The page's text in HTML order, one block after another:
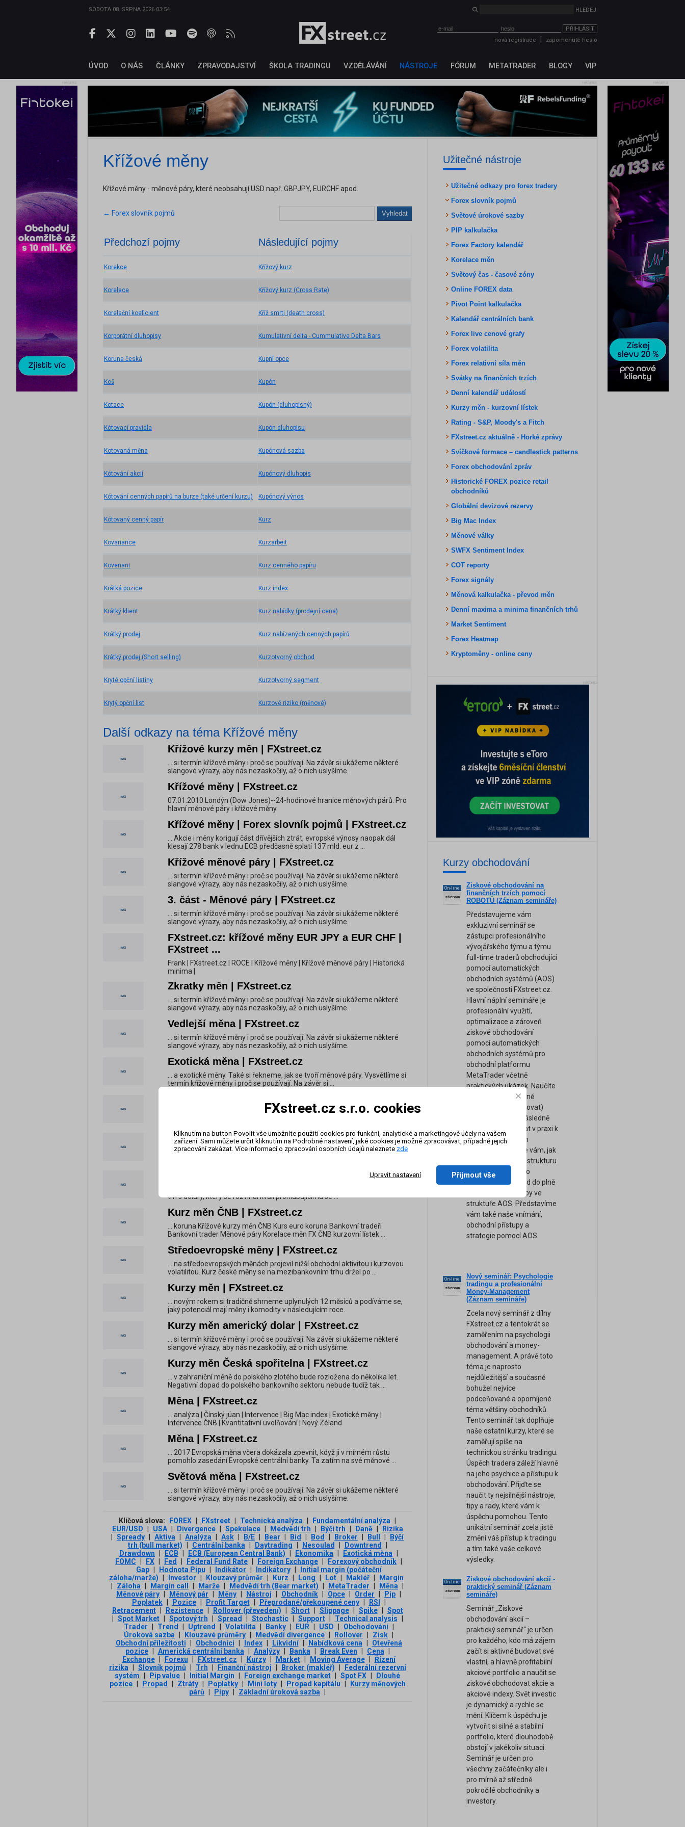
SOBOTA 08. SRPNA 2026 03:54
PŘIHLÁSIT
nová registrace
zapomenuté heslo
ÚVOD O NÁS ČLÁNKY ZPRAVODAJSTVÍ ŠKOLA TRADINGU VZDĚLÁVÁNÍ NÁSTROJE FÓRUM METATRADER BLOGY VIP
reklama reklama
reklama
Křížové měny
Křížové měny - měnové páry, které neobsahují USD např. GBPJPY, EURCHF apod.
← Forex slovník pojmů Vyhledat
Předchozí pojmy
Korekce
Korelace
Korelační koeficient
Korporátní dluhopisy
Koruna česká
Koš
Kotace
Kótovací pravidla
Kotovaná měna
Kótování akcií
Kótování cenných papírů na burze (také určení kurzu)
Kótovaný cenný papír
Kovariance
Kovenant
Krátká pozice
Krátký klient
Krátký prodej
Krátký prodej (Short selling)
Kryté opční listiny
Krytý opční list
Následující pojmy
Křížový kurz
Křížový kurz (Cross Rate)
Kříž smrti (death cross)
Kumulativní delta - Cummulative Delta Bars
Kupní opce
Kupón
Kupón (dluhopisný)
Kupón dluhopisu
Kupónová sazba
Kupónový dluhopis
Kupónový výnos
Kurz
Kurzarbeit
Kurz cenného papíru
Kurz index
Kurz nabídky (prodejní cena)
Kurz nabízených cenných papírů
Kurzotvorný obchod
Kurzotvorný segment
Kurzové riziko (měnové)
Další odkazy na téma Křížové měny
Křížové kurzy měn | FXstreet.cz
... si termín křížové měny i proč se používají. Na závěr si ukážeme některé
slangové výrazy, aby nás nezaskočily, až o nich uslyšíme.
Křížové měny | FXstreet.cz
07.01.2010 Londýn (Dow Jones)--24-hodinové hranice měnových párů. Pro
hlavní měnové páry i křížové měny.
Křížové měny | Forex slovník pojmů | FXstreet.cz
... Akcie i měny korigují část dřívějších ztrát, evropské výnosy naopak dál
klesají 278 bank v lednu ECB předčasně splatí 137 mld. eur z ...
Křížové měnové páry | FXstreet.cz
... si termín křížové měny i proč se používají. Na závěr si ukážeme některé
slangové výrazy, aby nás nezaskočily, až o nich uslyšíme.
3. část - Měnové páry | FXstreet.cz
... si termín křížové měny i proč se používají. Na závěr si ukážeme některé
slangové výrazy, aby nás nezaskočily, až o nich uslyšíme.
FXstreet.cz: křížové měny EUR JPY a EUR CHF |
FXstreet ...
Frank | FXstreet.cz | ROCE | Křížové měny | Křížové měnové páry | Historická
minima |
Zkratky měn | FXstreet.cz
... si termín křížové měny i proč se používají. Na závěr si ukážeme některé
slangové výrazy, aby nás nezaskočily, až o nich uslyšíme.
Vedlejší měna | FXstreet.cz
... si termín křížové měny i proč se používají. Na závěr si ukážeme některé
slangové výrazy, aby nás nezaskočily, až o nich uslyšíme.
Exotická měna | FXstreet.cz
... a exotické měny. Také si řekneme, jak se tvoří měnové páry. Vysvětlíme si
termín křížové měny i proč se používají. Na závěr si ...
... si termín křížové měny i proč se používají. Na závěr si ukážeme některé
Kurzy měn ČNB | FXstreet.cz
... XAU/USD Forex currency exchange Forex currency converter Kurz libry ke
trh s dolary, který se rozvinul kvůli prohlubujícímu se ...
Kurz měn ČNB | FXstreet.cz
... koruna Křížové kurzy měn ČNB Kurs euro koruna Bankovní tradeři
Bankovní trader Měnové páry Korelace měn FX ČNB kurzovní lístek ...
Středoevropské měny | FXstreet.cz
... na středoevropských měnách projevil nižší obchodní aktivitou i kurzovou
volatilitou. Kurz české měny se na mezibankovním trhu držel po ...
Kurzy měn | FXstreet.cz
... novým rokem si tradičně shrneme uplynulých 12 měsíců a podíváme se,
jaký potenciál mají měny i komodity v následujícím roce.
Kurzy měn americký dolar | FXstreet.cz
... si termín křížové měny i proč se používají. Na závěr si ukážeme některé
slangové výrazy, aby nás nezaskočily, až o nich uslyšíme.
Kurzy měn Česká spořitelna | FXstreet.cz
... v zahraniční měně do polského zlotého bude rozložena do několika let.
Negativní dopad do polského bankovního sektoru nebude tudíž tak ...
Měna | FXstreet.cz
... analýza | Čínský jüan | Intervence | Big Mac index | Exotické měny |
Intervence ČNB | Kvantitativní uvolňování | Nový Zéland
Měna | FXstreet.cz
... 2017 Evropská měna včera dokázala zpevnit, když ji v mírném růstu
pomohlo zasedání Evropské centrální banky. Ta zatím na své měnové ...
Světová měna | FXstreet.cz
... si termín křížové měny i proč se používají. Na závěr si ukážeme některé
slangové výrazy, aby nás nezaskočily, až o nich uslyšíme.
Klíčová slova: FOREX FXstreet Technická analýza Fundamentální analýza
EUR/USD
USA Divergence Spekulace Medvědí trh Býčí trh Daně
Rizika
Spready Aktiva Analýza Ask B/E Bear Bid Bod Broker Bull
Býčí
trh (bull market)
Centrální banka Daytrading Nesoulad Downtrend
Drawdown
ECB ECB (European Central Bank) Ekonomika Exotická měna
FOMC
FX Fed Federal Fund Rate Foreign Exchange Forexový obchodník
Gap
Hodnota Pipu Indikátor Indikátory
Initial margin (počáteční
záloha/marže)
Investor Klouzavý průměr Kurz Long Lot Makléř
Margin
Záloha Margin call Marže Medvědí trh (Bear market) MetaTrader Měna
Měnové páry
Měnový pár Měny Nástroj Obchodník Opce Order Pip
Poplatek
Pozice Profit Target Přeprodané/překoupené ceny RSI
Retracement
Rezistence Rollover (převedení) Short Slippage Spike
Spot
Spot Market Spotový trh Spread Stochastic Support Technical analysis
Trader
Trend Uptrend Volatilita Banky EUR USD Obchodování
Úroková sazba
Klouzavé průměry Medvědí divergence Rollover Zisk
Obchodní příležitosti
Obchodníci Index Likvidní Nabídková cena
Otevřená
pozice
Americká centrální banka Analýzy Banka Break Even Cena
Exchange
Forexu FXstreet.cz Kurzy Market Moving Average
Řízení
rizika
Slovník pojmů Trh Finanční nástroj Broker (makléř)
Federální rezervní
systém
Pip value Initial Margin Foreign exchange market Spot FX
Dlouhé
pozice
Propad Ztráty Poplatky Mini loty Propad kapitálu
Kurzy měnových
párů
Pipy Základní úroková sazba
Užitečné nástroje
Užitečné odkazy pro forex tradery
Forex slovník pojmů
Světové úrokové sazby
PIP kalkulačka
Forex Factory kalendář
Korelace měn
Světový čas - časové zóny
Online FOREX data
Pivot Point kalkulačka
Kalendář centrálních bank
Forex live cenové grafy
Forex volatilita
Forex relativní síla měn
Svátky na finančních trzích
Denní kalendář událostí
Kurzy měn - kurzovní lístek
Rating - S&P, Moody's a Fitch
FXstreet.cz aktuálně - Horké zprávy
Svíčkové formace – candlestick patterns
Forex obchodování zpráv
Historické FOREX pozice retail
obchodníků
Globální devizové rezervy
Big Mac Index
Měnové války
SWFX Sentiment Index
COT reporty
Forex signály
Měnová kalkulačka - převod měn
Denní maxima a minima finančních trhů
Market Sentiment
Forex Heatmap
Kryptoměny - online ceny
reklama
Kurzy obchodování
On-line
záznam
Ziskové obchodování na
finančních trzích pomocí
ROBOTŮ (Záznam semináře)
Představujeme vám
exkluzivní seminář se
zástupci profesionálního
vývojářského týmu a týmu
full-time traderů obchodující
pomocí automatických
obchodních systémů (AOS)
ve společnosti FXstreet.cz.
Hlavní náplní semináře je
profesionální využití,
optimalizace a zároveň
ziskové obchodování
pomocí automatických
obchodních systémů pro
obchodní platformu
MetaTrader včetně
praktických ukázek. Naučíte
se mimo jiné správně
ověřovat (backtestovat)
ziskovost AOS a následně
AOS reálně využívat v praxi k
dosažení ziskových
výsledků. Ukážeme vám, jak
sestavit kompletní strukturu
a logiku obchodního
systému pro převod do plně
automatické podoby ve
struktuře AOS. Představíme
vám také naše vnímání,
obchodní přístupy a
strategie pomocí AOS.
On-line
záznam
Nový seminář: Psychologie
tradingu a profesionální
Money-Management
(Záznam semináře)
Zcela nový seminář z dílny
FXstreet.cz a tentokrát se
zaměřením na psychologii
obchodování a money-
management. A právě toto
téma je naprosto
nejdůležitější a současně
bohužel nejvíce
podceňované a opomíjené
téma většiny obchodníků.
Tento seminář tak doplňuje
naše ostatní kurzy, které se
zaměřují spíše na
technickou stránku tradingu.
Úspěch tradera záleží hlavně
na jeho psychice a přístupu k
obchodování. Přijďte se
naučit ty nejsilnější nástroje,
tipy a rady, které vám k
úspěchu pomohou. Tento
unikátní seminář zcela jistě
změní váš přístup k tradingu
a tím také vaše celkové
výsledky.
On-line
záznam
Ziskové obchodování akcií -
praktický seminář (Záznam
semináře)
Seminář „Ziskové
obchodování akcií –
praktický seminář“ je určen
pro každého, kdo má zájem
začít si aktivně budovat své
vlastní, a hlavně profitabilní
akciové portfolio a naučit se
ziskově obchodovat akcie a
akciové indexy. Svět investic
je dynamický a rychle se
mění. Klíčem k úspěchu je
vytvořit si silné a stabilní
portfolio, které dlouhodobě
obstojí v jakékoliv situaci.
Seminář je určen pro
všechny začátečníky ale i
pro mírně až středně
pokročilé obchodníky a
investory.
FXstreet.cz s.r.o. cookies
Kliknutím na button Povolit vše umožníte použití cookies pro funkční, analytické a marketingové účely na vašem
zařízení. Sami můžete určit kliknutím na Podrobné nastavení, jaké cookies je možné zpracovávat, případně jejich
zpracování zakázat. Více informací o zpracování osobních údajů naleznete zde
Upravit nastavení Přijmout vše